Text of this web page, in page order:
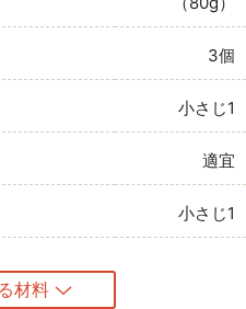
3個
小さじ1
適宜
小さじ1
材料